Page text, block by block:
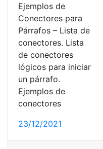
Ejemplos de
Conectores para
Párrafos – Lista de
conectores. Lista
de conectores
lógicos para iniciar
un párrafo.
Ejemplos de
conectores
23/12/2021